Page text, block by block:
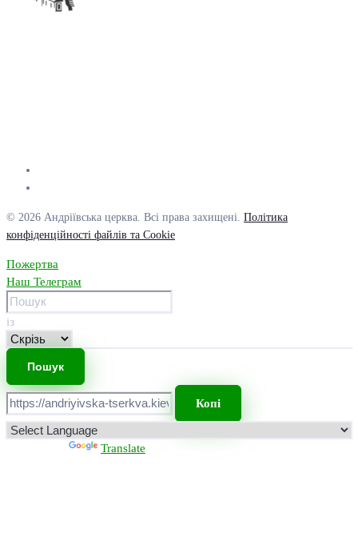
© 2026 Андріївська церква. Всі права захищені. Політика
конфіденційності файлів та Cookie
Пожертва
Наш Телеграм
із
Копі
Translate